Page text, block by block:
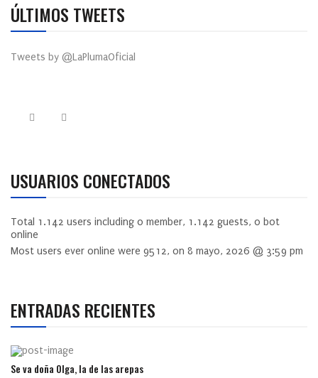
ÚLTIMOS TWEETS
Tweets by @LaPlumaOficial
USUARIOS CONECTADOS
Total 1.142 users including 0 member, 1.142 guests, 0 bot
online
Most users ever online were 9512, on 8 mayo, 2026 @ 3:59 pm
ENTRADAS RECIENTES
Se va doña Olga, la de las arepas